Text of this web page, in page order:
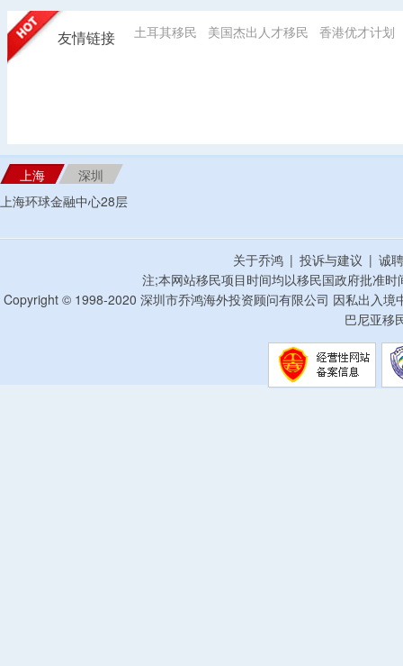
友情链接 土耳其移民 美国杰出人才移民 香港优才计划
上海
深圳
上海环球金融中心28层
关于乔鸿 | 投诉与建议 | 诚
注;本网站移民项目时间均以移民国政府批准
Copyright © 1998-2020 深圳市乔鸿海外投资顾问有限公司 因私出入
巴尼亚移